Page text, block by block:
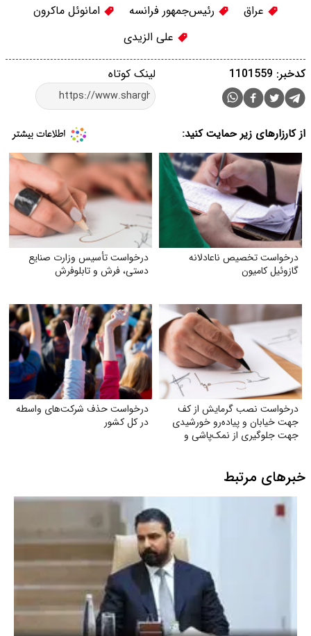
عراق رئیس‌جمهور فرانسه
امانوئل ماکرون
علی الزیدی
لینک کوتاه کدخبر: 1101559
از کارزارهای زیر حمایت کنید:
درخواست تخصیص ناعادلانه
گازوئیل کامیون
درخواست تأسیس وزارت صنایع
دستی، فرش و تابلوفرش
درخواست نصب گرمایش از کف
جهت خیابان و پیاده‌رو خورشیدی
جهت جلوگیری از نمک‌پاشی و
درخواست حذف شرکت‌های واسطه
در کل کشور
خبرهای مرتبط